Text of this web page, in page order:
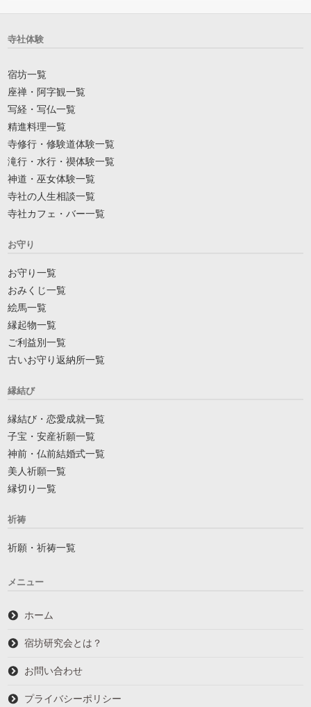
寺社体験
宿坊一覧
座禅・阿字観一覧
写経・写仏一覧
精進料理一覧
寺修行・修験道体験一覧
滝行・水行・禊体験一覧
神道・巫女体験一覧
寺社の人生相談一覧
寺社カフェ・バー一覧
お守り
お守り一覧
おみくじ一覧
絵馬一覧
縁起物一覧
ご利益別一覧
古いお守り返納所一覧
縁結び
縁結び・恋愛成就一覧
子宝・安産祈願一覧
神前・仏前結婚式一覧
美人祈願一覧
縁切り一覧
祈祷
祈願・祈祷一覧
メニュー
ホーム
宿坊研究会とは？
お問い合わせ
プライバシーポリシー